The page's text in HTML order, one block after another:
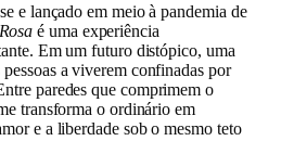
e lançado em meio à pandemia de
é uma experiência
Em um futuro distópico, uma
a viverem confinadas por
paredes que comprimem o
transforma o ordinário em
e a liberdade sob o mesmo teto